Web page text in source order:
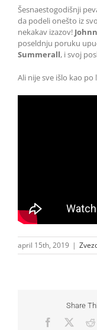
Šesnaestogodišnji
da podeli onešto iz
nekakav izazov!
poseldnju poruku
Summerall, i svoj
Ali nije sve išlo kao
april 15th, 2019 |
Share
Facebook